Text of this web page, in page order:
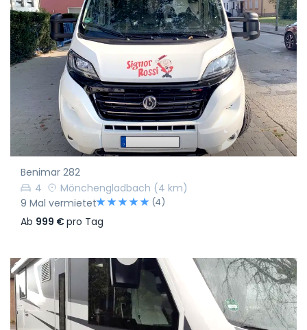
Benimar 282
4
Mönchengladbach (4 km)
9 Mal vermietet
(4)
Ab 999 €pro Tag